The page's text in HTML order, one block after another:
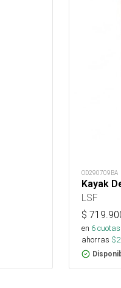
OD290709BA
Kayak
LSF
$
en 6
ahorras $